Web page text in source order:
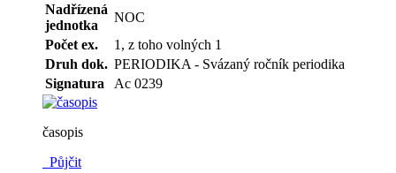
Nadřízená
jednotka
NOC
Počet ex.
1, z toho volných 1
Druh dok. PERIODIKA - Svázaný ročník periodika
Signatura
Ac 0239
časopis
Půjčit